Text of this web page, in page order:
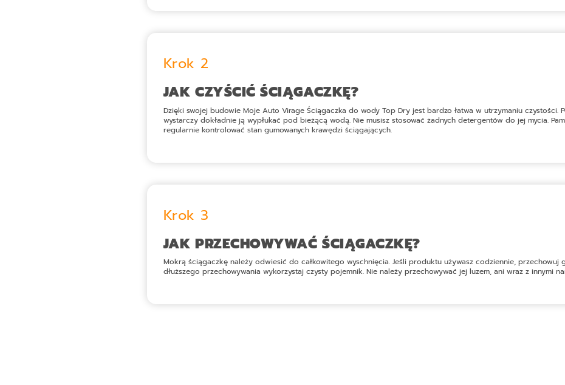
Krok 2
JAK CZYŚCIĆ ŚCIĄGACZKĘ?
Dzięki swojej budowie Moje Auto Virage Ściągaczka do wody Top Dryjest bardzo łatwa w utrzymaniu czystości.
wystarczy dokładnie ją wypłukać pod bieżącą wodą. Nie musisz stosować żadnych detergentów do jej mycia.
regularnie kontrolować stan gumowanych krawędzi ściągających.
Krok 3
JAK PRZECHOWYWAĆ ŚCIĄGACZKĘ?
Mokrą ściągaczkę należy odwiesić do całkowitego wyschnięcia. Jeśli produktu używasz codziennie, przechowuj
dłuższego przechowywania wykorzystaj czysty pojemnik. Nie należy przechowywać jej luzem, ani wraz z innymi